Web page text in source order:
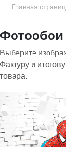
Главная
Фотообои
Выберите
Фактуру и
товара.